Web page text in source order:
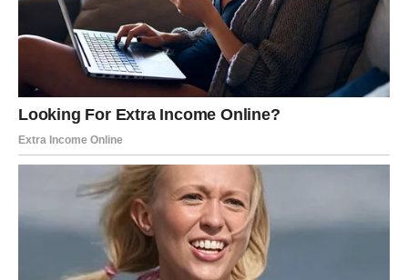
– NIKO NIJE ZABORAVLJEN
OVAN
Vikend donosi rasterećenje i prekid unutrašnje napetosti.
Dobro vreme za kratke odluke i fizičku aktivnost. Ne
forsirajte druge – fokusirajte se na sebe.
BLIZANCI